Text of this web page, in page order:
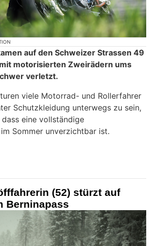
auf den Schweizer Strassen 49
motorisierten Zweirädern ums
verletzt.
viele Motorrad- und Rollerfahrer
Schutzkleidung unterwegs zu sein,
eine vollständige
Sommer unverzichtbar ist.
(52) stürzt auf
Berninapass